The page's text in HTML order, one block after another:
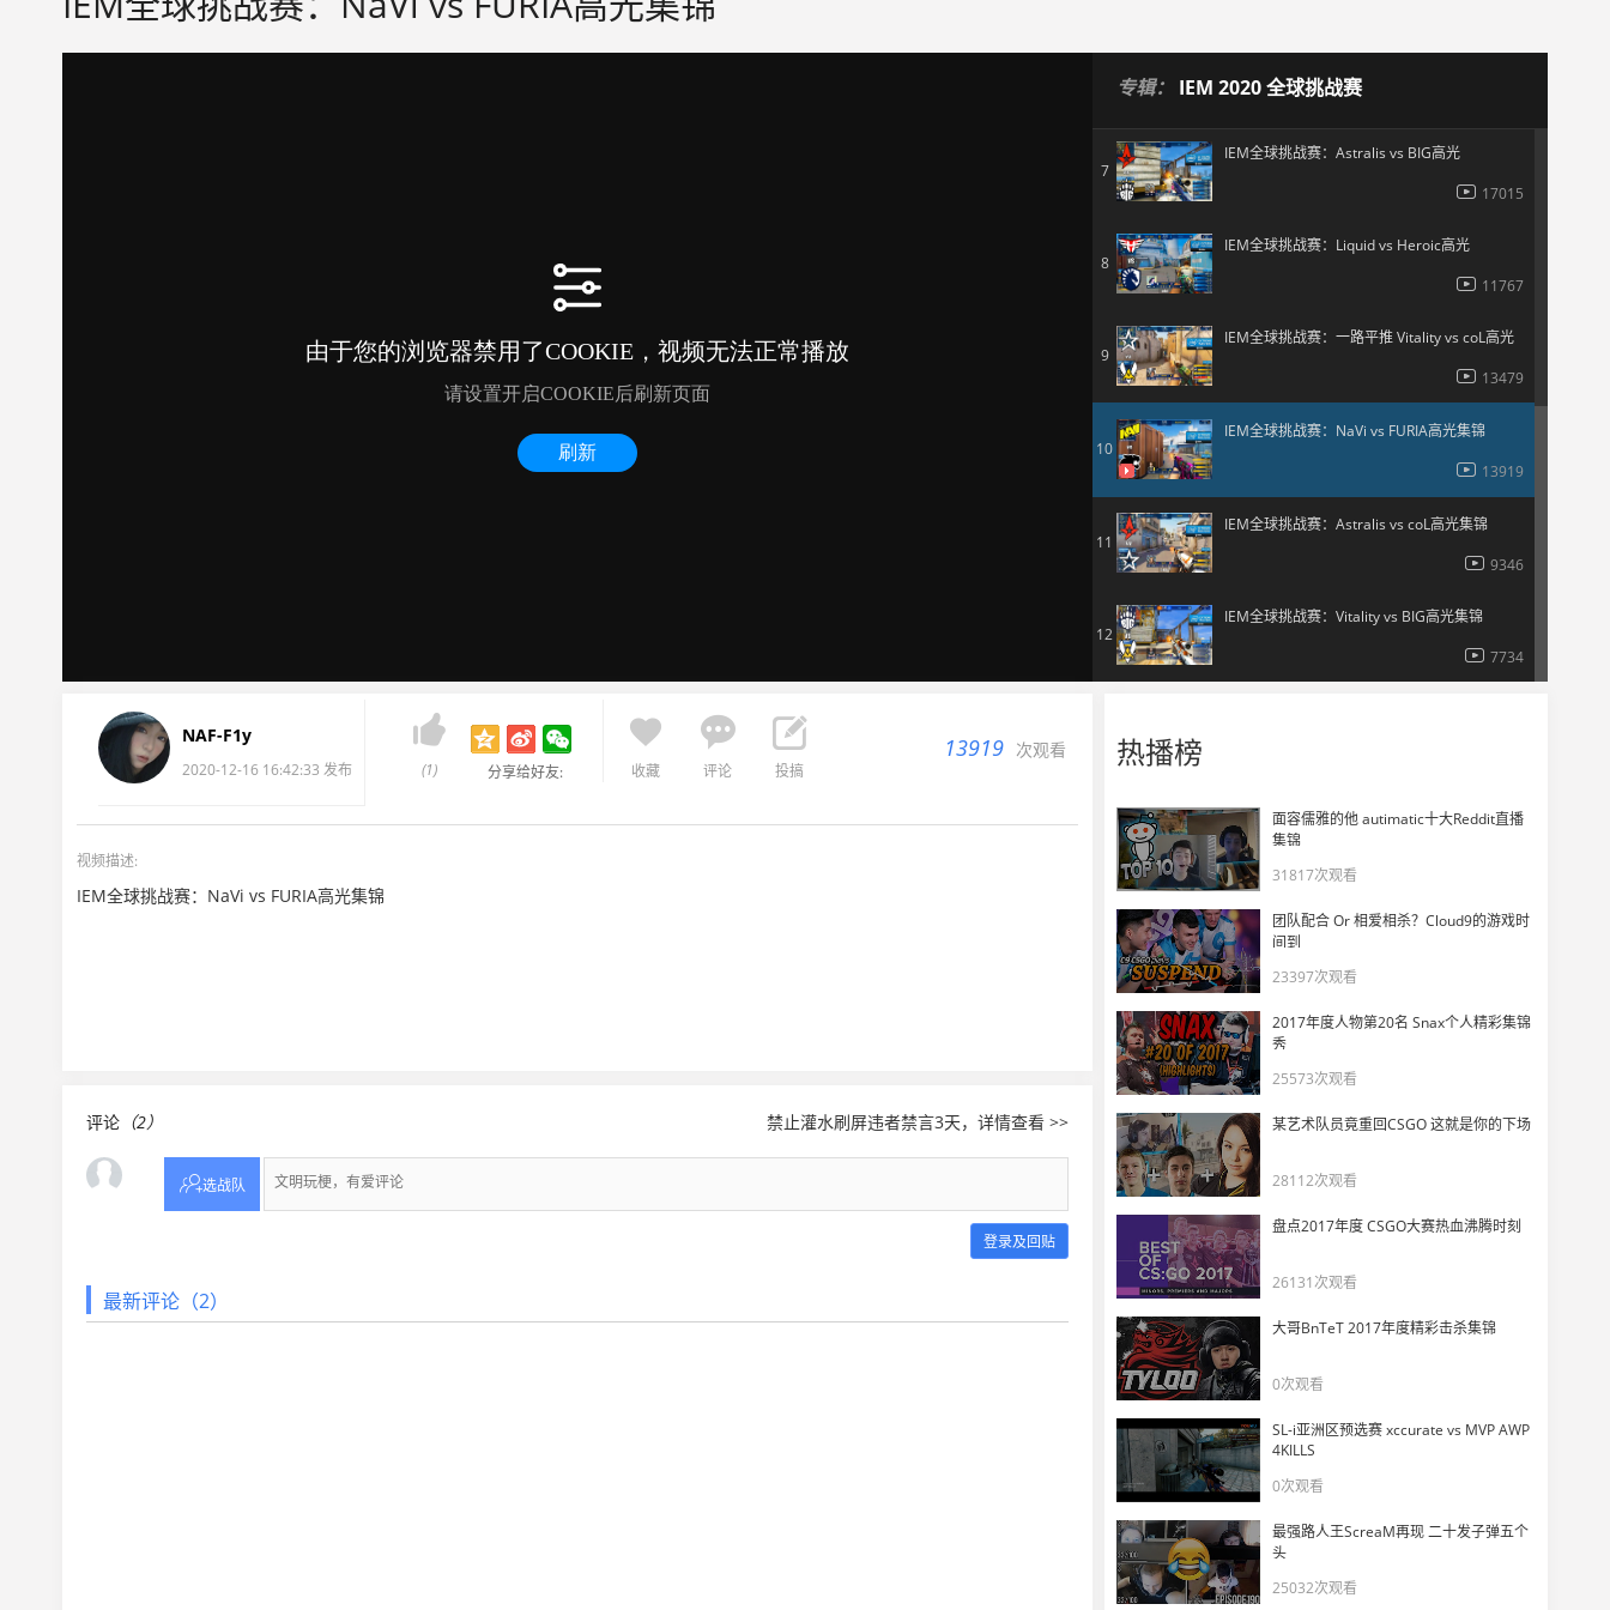
专辑： IEM 2020 全球挑战赛
7
IEM全球挑战赛：Astralis vs BIG高光
17015
8
IEM全球挑战赛：Liquid vs Heroic高光
11767
9
IEM全球挑战赛：一路平推 Vitality vs coL高光
13479
10
IEM全球挑战赛：NaVi vs FURIA高光集锦
13919
11
IEM全球挑战赛：Astralis vs coL高光集锦
9346
12
IEM全球挑战赛：Vitality vs BIG高光集锦
7734
NAF-F1y
2020-12-16 16:42:33 发布

(1) 分享给好友:

收藏

评论

投搞
13919 次观看
视频描述:
IEM全球挑战赛：NaVi vs FURIA高光集锦
禁止灌水刷屏违者禁言3天，详情查看 >>
评论 （2）
选战队
登录及回贴
最新评论（2）
热播榜
面容儒雅的他 autimatic十大Reddit直播
集锦
31817次观看
团队配合 Or 相爱相杀？Cloud9的游戏时
间到
23397次观看
2017年度人物第20名 Snax个人精彩集锦
秀
25573次观看
某艺术队员竟重回CSGO 这就是你的下场
28112次观看
盘点2017年度 CSGO大赛热血沸腾时刻
26131次观看
大哥BnTeT 2017年度精彩击杀集锦
0次观看
SL-i亚洲区预选赛 xccurate vs MVP AWP
4KILLS
0次观看
最强路人王ScreaM再现 二十发子弹五个
头
25032次观看